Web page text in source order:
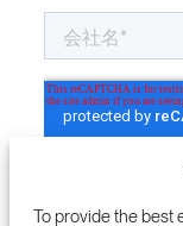
To provide the best